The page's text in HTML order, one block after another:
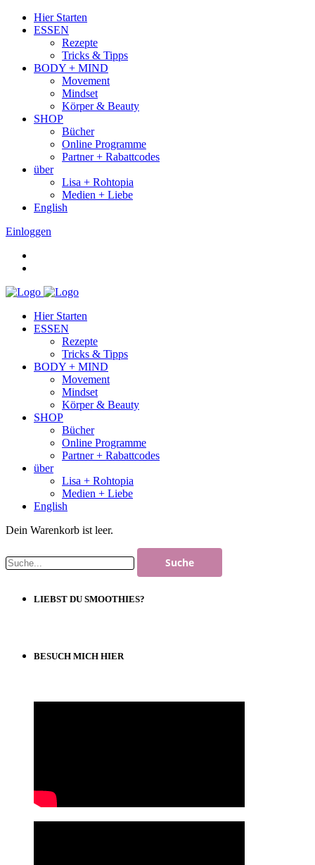
Hier Starten
ESSEN
Rezepte
Tricks & Tipps
BODY + MIND
Movement
Mindset
Körper & Beauty
SHOP
Bücher
Online Programme
Partner + Rabattcodes
über
Lisa + Rohtopia
Medien + Liebe
English
Einloggen
Hier Starten
ESSEN
Rezepte
Tricks & Tipps
BODY + MIND
Movement
Mindset
Körper & Beauty
SHOP
Bücher
Online Programme
Partner + Rabattcodes
über
Lisa + Rohtopia
Medien + Liebe
English
Dein Warenkorb ist leer.
LIEBST DU SMOOTHIES?
BESUCH MICH HIER